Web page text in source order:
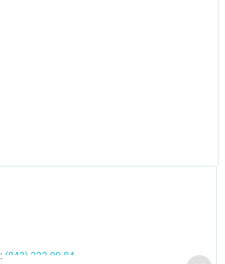
(843) 222 09 84